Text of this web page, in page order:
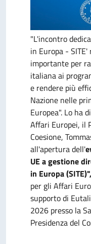
"L'incontro
in Europa -
importante per
italiana ai
e rendere più
Nazione nelle
Europea". Lo ha
Affari Europei, il
Coesione,
all'apertura dell'
UE a gestione
in Europa (SITE)",
per gli Affari
supporto di
2026 presso la
Presidenza del